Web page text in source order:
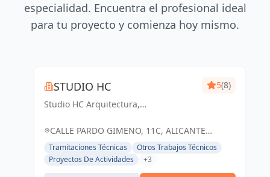
especialidad. Encuentra el profesional ideal
para tu proyecto y comienza hoy mismo.
STUDIO HC
Studio HC Arquitectura,
5(8)
CALLE PARDO GIMENO, 11C, ALICANTE
(ALACANT), ESPAÑA, España
Tramitaciones Técnicas
Otros Trabajos Técnicos
Proyectos De Actividades
+3